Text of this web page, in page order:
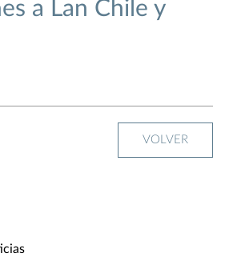
a Lan Chile y
VOLVER